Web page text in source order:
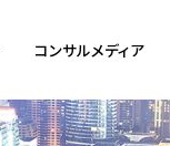
コンサルメディア